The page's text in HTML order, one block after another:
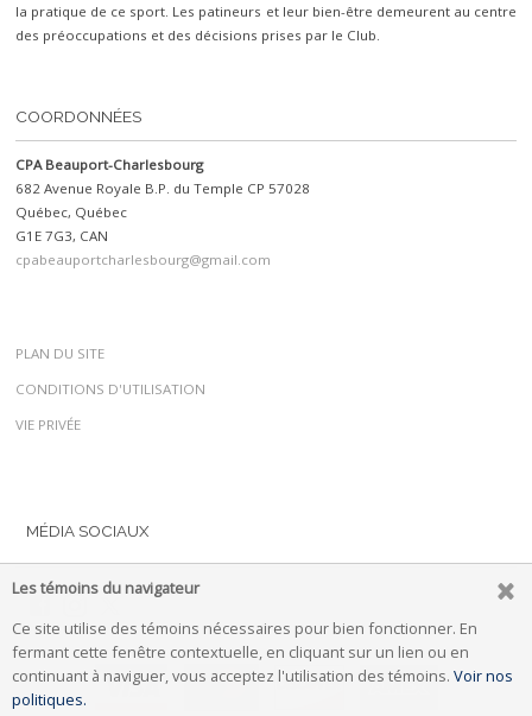
Les témoins du navigateur
Ce site utilise des témoins nécessaires pour bien fonctionner. En
fermant cette fenêtre contextuelle, en cliquant sur un lien ou en
continuant à naviguer, vous acceptez l'utilisation des témoins. Voir nos
politiques.
la pratique de ce sport. Les patineurs et leur bien-être demeurent au centre
des préoccupations et des décisions prises par le Club.
COORDONNÉES
CPA Beauport-Charlesbourg
682 Avenue Royale B.P. du Temple CP 57028
Québec, Québec
G1E 7G3, CAN
cpabeauportcharlesbourg@gmail.com
PLAN DU SITE
CONDITIONS D'UTILISATION
VIE PRIVÉE
MÉDIA SOCIAUX